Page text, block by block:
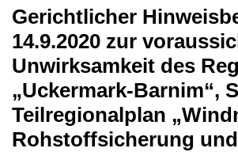
Gerichtlicher
14.9.2020 zur
Unwirksamkeit des
„Uckermark-Barnim“,
Teilregionalplan
Rohstoffsicherung